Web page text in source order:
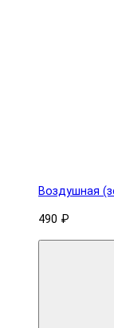
Воздушная
490 ₽